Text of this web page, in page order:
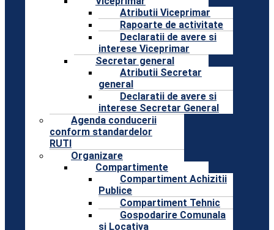
Atributii Viceprimar
Rapoarte de activitate
Declaratii de avere si
interese Viceprimar
Secretar general
Atributii Secretar
general
Declaratii de avere si
interese Secretar General
Agenda conducerii
conform standardelor
RUTI
Organizare
Compartimente
Compartiment Achizitii
Publice
Compartiment Tehnic
Gospodarire Comunala
si Locativa